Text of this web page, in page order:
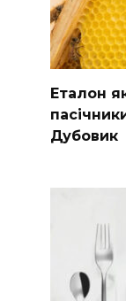
Еталон
Дубовик